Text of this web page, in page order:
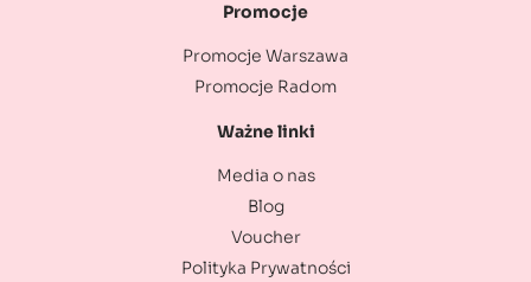
Promocje
Promocje Warszawa
Promocje Radom
Ważne linki
Media o nas
Blog
Voucher
Polityka Prywatności